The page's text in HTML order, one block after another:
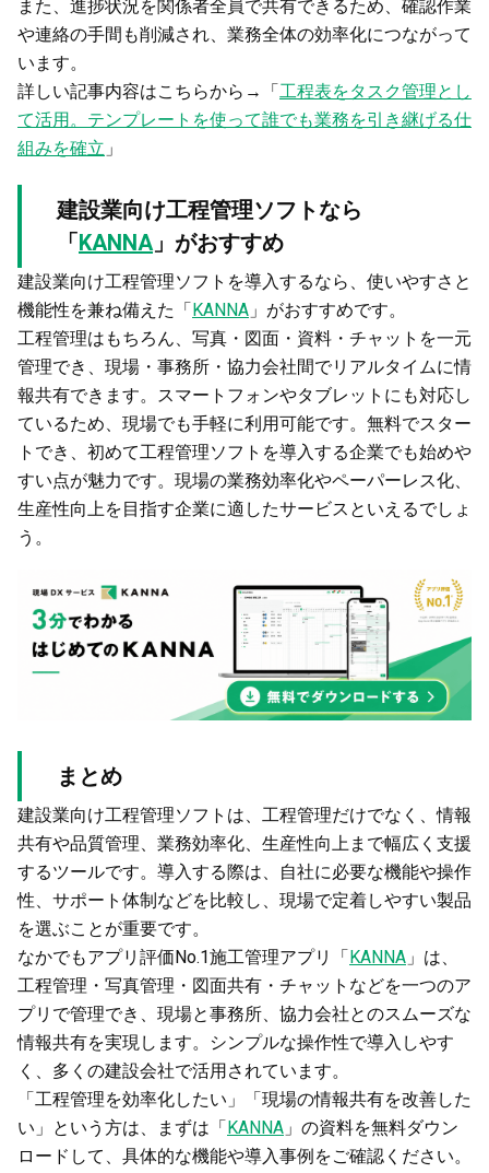
また、進捗状況を関係者全員で共有できるため、確認作業
や連絡の手間も削減され、業務全体の効率化につながって
います。
詳しい記事内容はこちらから→「工程表をタスク管理とし
て活用。テンプレートを使って誰でも業務を引き継げる仕
組みを確立 」
建設業向け工程管理ソフトなら
「KANNA 」がおすすめ
建設業向け工程管理ソフトを導入するなら、使いやすさと
機能性を兼ね備えた「KANNA 」がおすすめです。
工程管理はもちろん、写真・図面・資料・チャットを一元
管理でき、現場・事務所・協力会社間でリアルタイムに情
報共有できます。スマートフォンやタブレットにも対応し
ているため、現場でも手軽に利用可能です。無料でスター
トでき、初めて工程管理ソフトを導入する企業でも始めや
すい点が魅力です。現場の業務効率化やペーパーレス化、
生産性向上を目指す企業に適したサービスといえるでしょ
う。
まとめ
建設業向け工程管理ソフトは、工程管理だけでなく、情報
共有や品質管理、業務効率化、生産性向上まで幅広く支援
するツールです。導入する際は、自社に必要な機能や操作
性、サポート体制などを比較し、現場で定着しやすい製品
を選ぶことが重要です。
なかでもアプリ評価No.1施工管理アプリ「 KANNA 」は、
工程管理・写真管理・図面共有・チャットなどを一つのア
プリで管理でき、現場と事務所、協力会社とのスムーズな
情報共有を実現します。シンプルな操作性で導入しやす
く、多くの建設会社で活用されています。
「工程管理を効率化したい」「現場の情報共有を改善した
い」という方は、まずは「 KANNA 」の資料を無料ダウン
ロードして、具体的な機能や導入事例をご確認ください。